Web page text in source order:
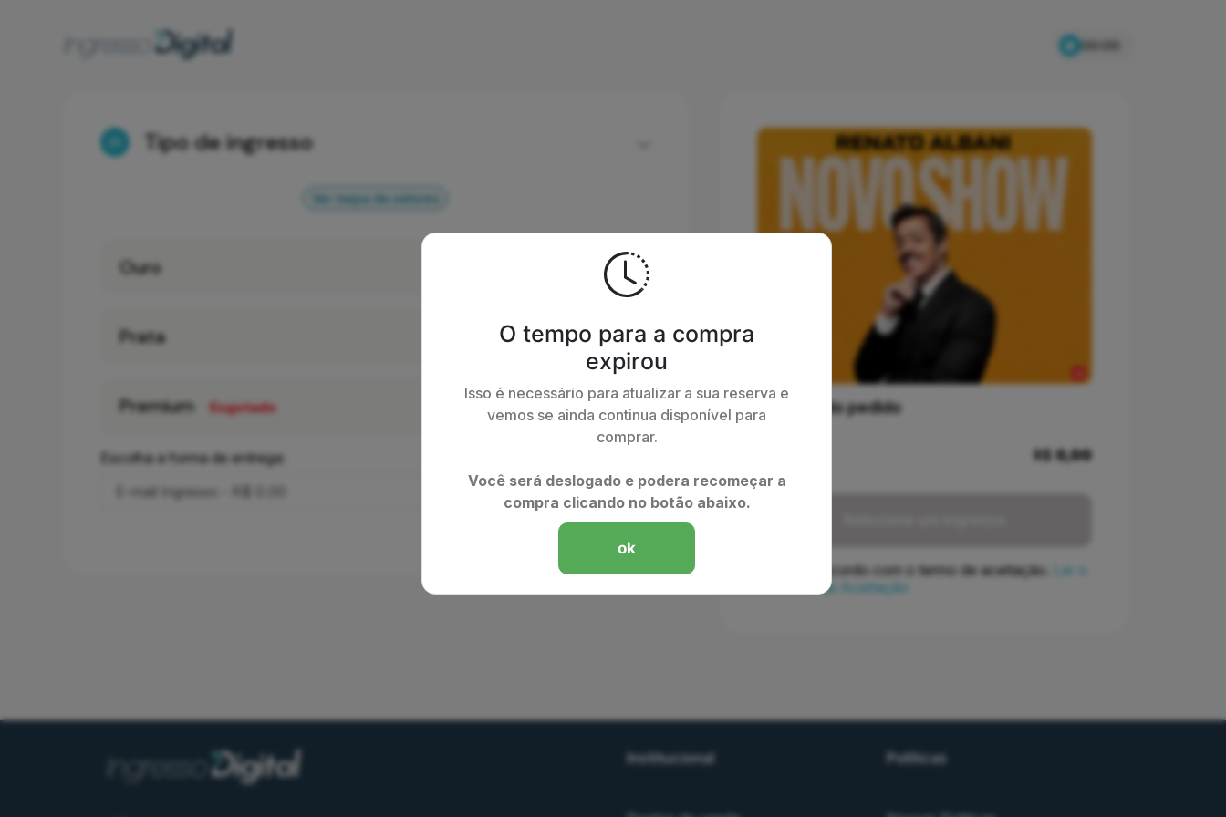
00:00
O tempo para a compra
expirou
Isso é necessário para atualizar a sua reserva e
vemos se ainda continua disponível para
comprar.
Você será deslogado e podera recomeçar a
compra clicando no botão abaixo.
ok
Tipo de ingresso
Ver mapa de setores
Ouro
Prata
Premium Esgotado
Escolha a forma de entrega:
Resumo do pedido
R$ 0,00
Li e concordo com o termo de aceitação.
Ler o
termo de Aceitação
Institucional Políticas